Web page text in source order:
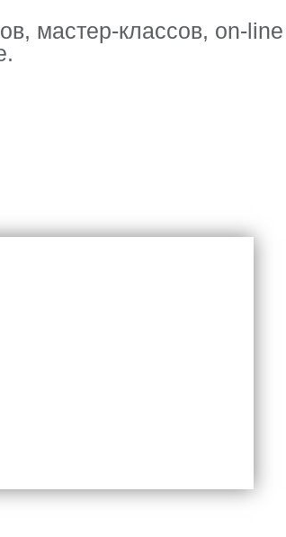
мастер-классов, on-